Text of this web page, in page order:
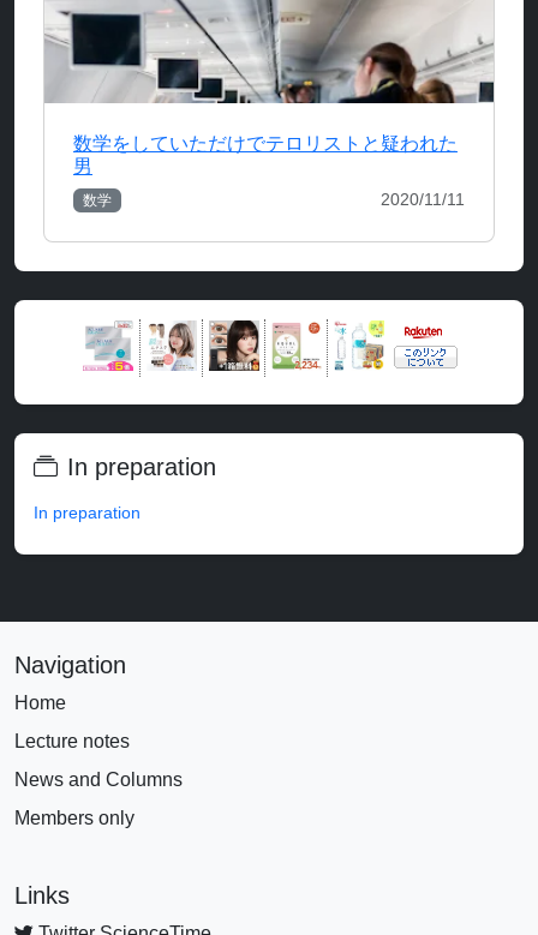
数学をしていただけでテロリストと疑われた
男
数学 2020/11/11
In preparation
In preparation
Navigation
Home
Lecture notes
News and Columns
Members only
Links